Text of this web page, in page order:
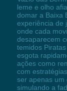
leme e olho
domar a Baixa
experiência de
onde cada
desaparecem
temidos
esgota
ações como
com
ser apenas um
simulando a